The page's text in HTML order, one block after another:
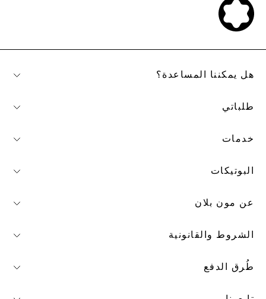
طُرق الدفع
هل يمكننا المساعدة؟
طلباتي
خدمات
البوتيكات
عن مون بلان
الشروط والقانونية